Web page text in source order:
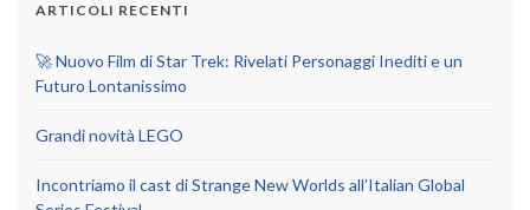
ARTICOLI RECENTI
🚀 Nuovo Film di Star Trek: Rivelati Personaggi Inediti e un
Futuro Lontanissimo
Grandi novità LEGO
Incontriamo il cast di Strange New Worlds all’Italian Global